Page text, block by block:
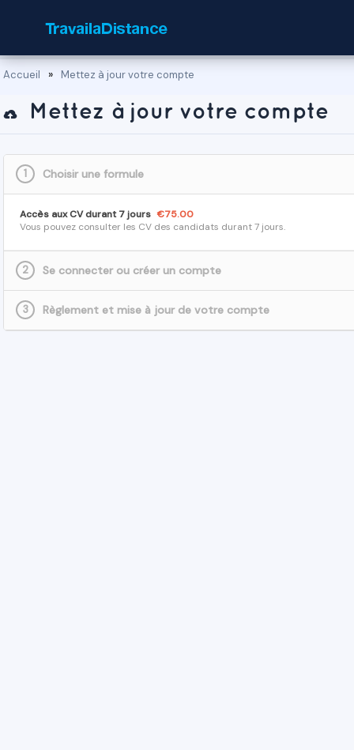
Accueil » Mettez à jour votre compte
Mettez à jour votre compte
1 Choisir une formule
Accès aux CV durant 7 jours €75.00
Vous pouvez consulter les CV des candidats durant 7 jours.
2 Se connecter ou créer un compte
3 Règlement et mise à jour de votre compte